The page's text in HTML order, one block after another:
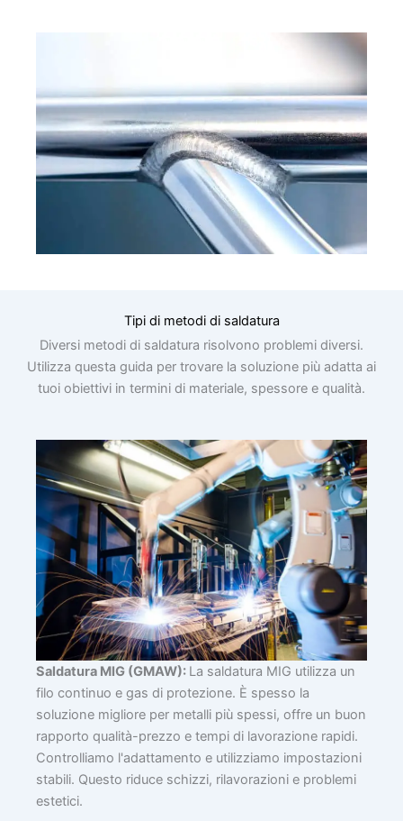
Tipi di metodi di saldatura
Diversi metodi di saldatura risolvono problemi diversi.
Utilizza questa guida per trovare la soluzione più adatta ai
tuoi obiettivi in termini di materiale, spessore e qualità.
Saldatura MIG (GMAW): La saldatura MIG utilizza un
filo continuo e gas di protezione. È spesso la
soluzione migliore per metalli più spessi, offre un buon
rapporto qualità-prezzo e tempi di lavorazione rapidi.
Controlliamo l'adattamento e utilizziamo impostazioni
stabili. Questo riduce schizzi, rilavorazioni e problemi
estetici.